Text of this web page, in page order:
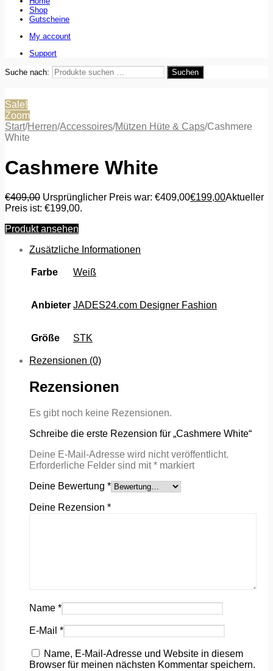
Shop
Gutscheine
My account
Support
Suche nach: Suchen
Sale!
Zoom
Start/Herren/Accessoires/Mützen Hüte & Caps/Cashmere
White
Cashmere White
€409,00 Ursprünglicher Preis war: €409,00€199,00Aktueller
Preis ist: €199,00.
Produkt ansehen
Zusätzliche Informationen
Farbe Weiß
Anbieter JADES24.com Designer Fashion
Größe STK
Rezensionen (0)
Rezensionen
Es gibt noch keine Rezensionen.
Schreibe die erste Rezension für „Cashmere White“
Deine E-Mail-Adresse wird nicht veröffentlicht.
Erforderliche Felder sind mit* markiert
Deine Bewertung *
Deine Rezension *
Name *
E-Mail *
Name, E-Mail-Adresse und Website in diesem
Browser für meinen nächsten Kommentar speichern.